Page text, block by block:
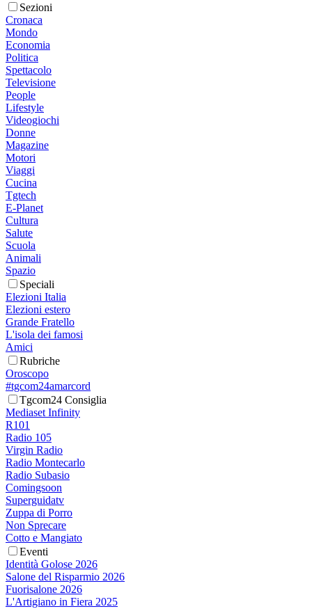
Sezioni
Cronaca
Mondo
Economia
Politica
Spettacolo
Televisione
People
Lifestyle
Videogiochi
Donne
Magazine
Motori
Viaggi
Cucina
Tgtech
E-Planet
Cultura
Salute
Scuola
Animali
Spazio
Speciali
Elezioni Italia
Elezioni estero
Grande Fratello
L'isola dei famosi
Amici
Rubriche
Oroscopo
#tgcom24amarcord
Tgcom24 Consiglia
Mediaset Infinity
R101
Radio 105
Virgin Radio
Radio Montecarlo
Radio Subasio
Comingsoon
Superguidatv
Zuppa di Porro
Non Sprecare
Cotto e Mangiato
Eventi
Identità Golose 2026
Salone del Risparmio 2026
Fuorisalone 2026
L'Artigiano in Fiera 2025